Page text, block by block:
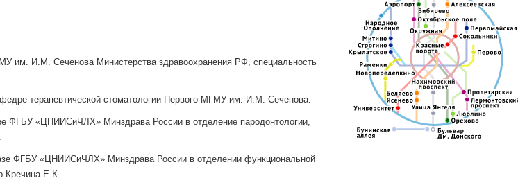
им. И.М. Сеченова Министерства здравоохранения РФ, специальность
терапевтической стоматологии Первого МГМУ им. И.М. Сеченова.
ФГБУ «ЦНИИСиЧЛХ» Минздрава России в отделение пародонтологии,
ФГБУ «ЦНИИСиЧЛХ» Минздрава России в отделении функциональной
Кречина Е.К.